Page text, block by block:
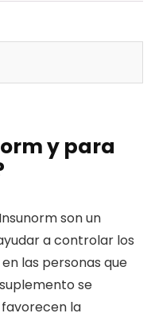
y para
son un
a controlar los
las personas que
se
la